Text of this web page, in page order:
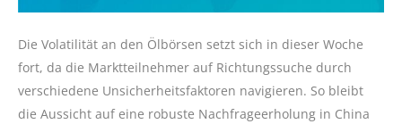
Die Volatilität an den Ölbörsen setzt sich in dieser Woche
fort, da die Marktteilnehmer auf Richtungssuche durch
verschiedene Unsicherheitsfaktoren navigieren. So bleibt
die Aussicht auf eine robuste Nachfrageerholung in China